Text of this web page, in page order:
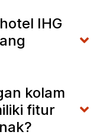
IHG
kolam
fitur